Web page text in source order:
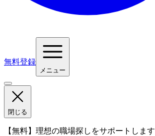
無料登録
メニュー
閉じる
【無料】理想の職場探しをサポートします